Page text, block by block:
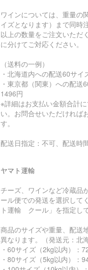
ワインについては、重量の
イズとなります）まで同時
以上の数量をご注文いただ
に分けてご対応ください。
（送料の一例）
・北海道内への配送60サイ
・東京都（関東）への配送
1496円
※詳細はお支払い金額合計
い。お問合せいただければ
す。
配送日指定：不可、配送時
ヤマト運輸
チーズ、ワインなど冷蔵品
ール便での発送を選択して
ト運輸 クール」を指定し
商品のサイズや重量、配送
異なります。（発送元：北海
・60サイズ（2kg以内）：
・80サイズ（5kg以内）：